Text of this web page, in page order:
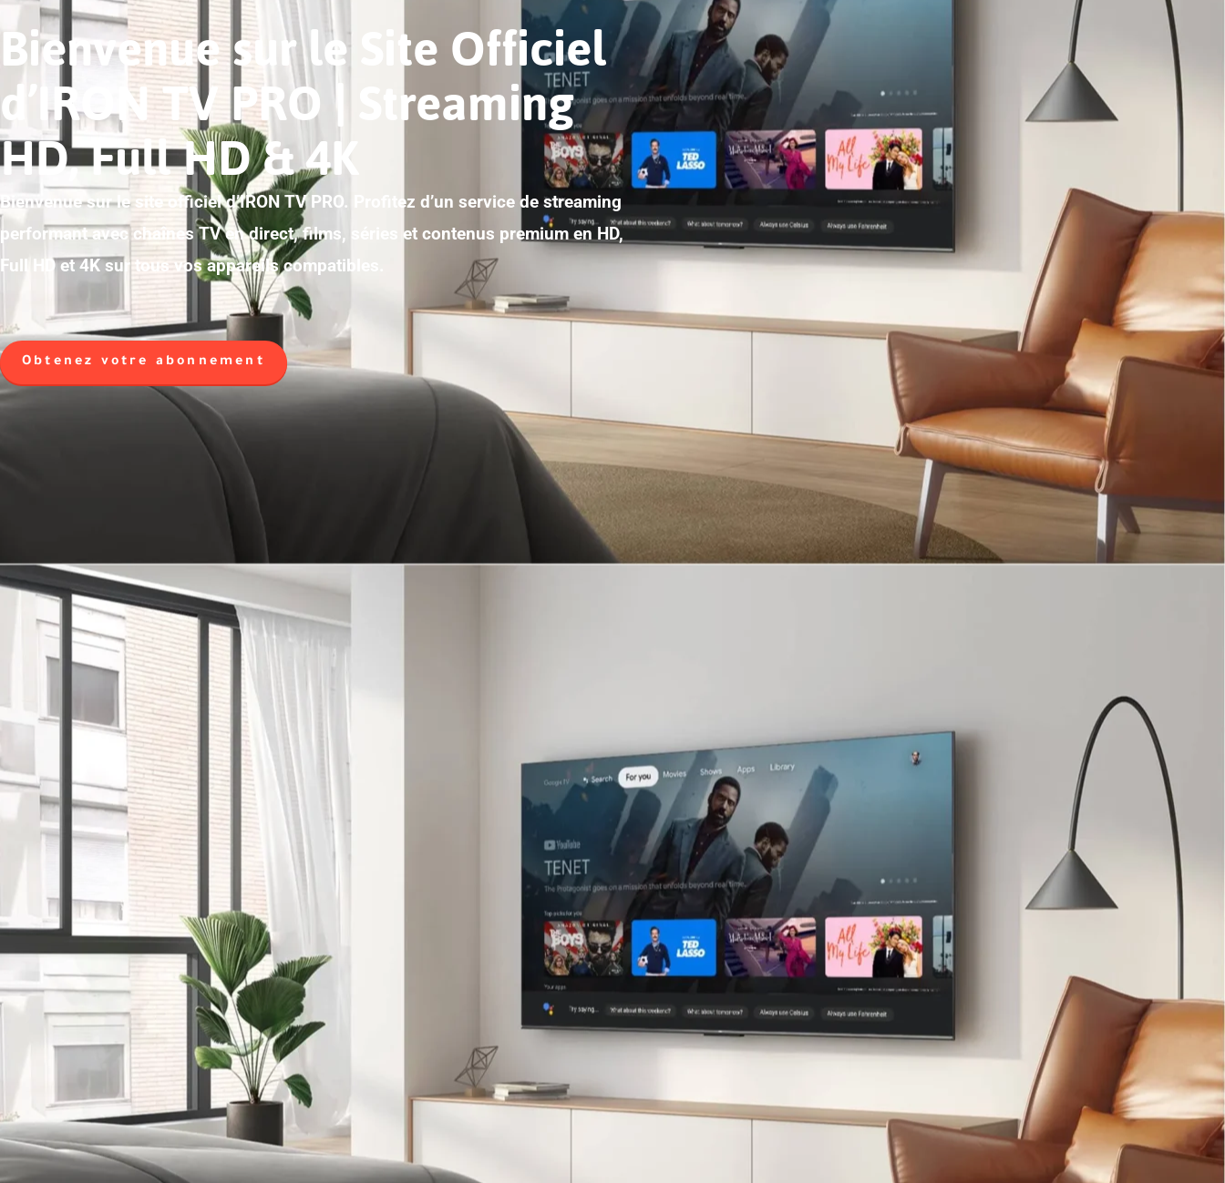
Bienvenue sur le Site Officiel
d’IRON TV PRO | Streaming
HD, Full HD & 4K
Bienvenue sur le site officiel d’IRON TV PRO. Profitez d’un service de streaming
performant avec chaînes TV en direct, films, séries et contenus premium en HD,
Full HD et 4K sur tous vos appareils compatibles.
Obtenez votre abonnement